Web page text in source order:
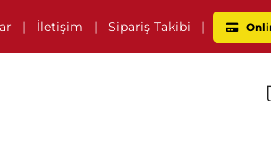
| İletişim | Sipariş Takibi |